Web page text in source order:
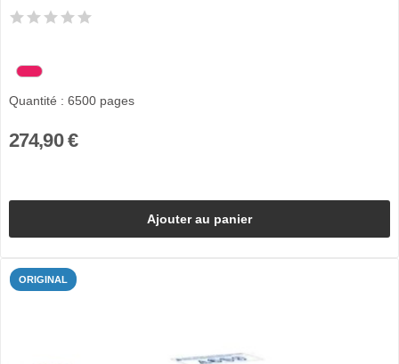
Quantité : 6500 pages
274,90 €
Ajouter au panier
ORIGINAL